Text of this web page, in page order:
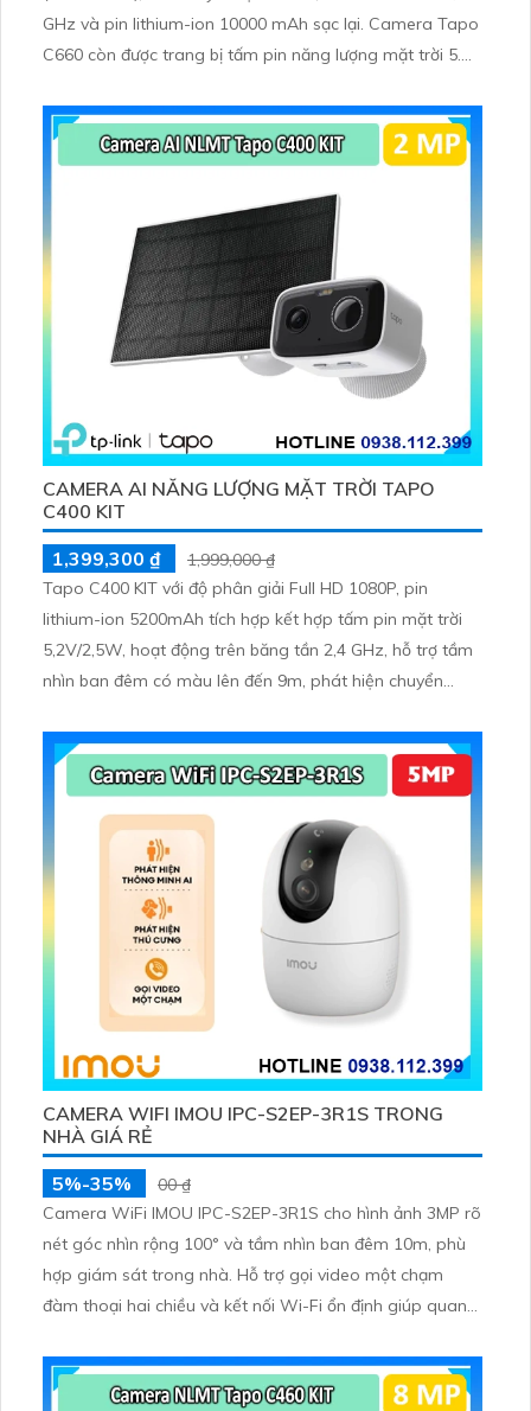
GHz và pin lithium-ion 10000 mAh sạc lại. Camera Tapo
C660 còn được trang bị tấm pin năng lượng mặt trời 5.
tiện, lưu trữ thẻ microSD tối đa 512 GB
CAMERA AI NĂNG LƯỢNG MẶT TRỜI TAPO
C400 KIT
1,399,300 ₫
1,999,000 ₫
Tapo C400 KIT với độ phân giải Full HD 1080P, pin
lithium-ion 5200mAh tích hợp kết hợp tấm pin mặt trời
5,2V/2,5W, hoạt động trên băng tần 2,4 GHz, hỗ trợ tầm
nhìn ban đêm có màu lên đến 9m, phát hiện chuyển
thẻ microSD lên đến 512GB
CAMERA WIFI IMOU IPC-S2EP-3R1S TRONG
NHÀ GIÁ RẺ
5%-35%
00 ₫
Camera WiFi IMOU IPC-S2EP-3R1S cho hình ảnh 3MP rõ
nét góc nhìn rộng 100° và tầm nhìn ban đêm 10m, phù
hợp giám sát trong nhà. Hỗ trợ gọi video một chạm
đàm thoại hai chiều và kết nối Wi-Fi ổn định giúp quan
256GB hoặc lưu đám mây dễ lắp đặt cho gia đình và văn
phòng nhỏ.